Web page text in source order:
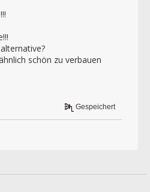
schön zu verbauen
Gespeichert